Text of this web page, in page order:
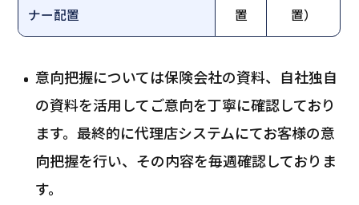
ナー配置
置
置）
意向把握については保険会社の資料、自社独自
の資料を活用してご意向を丁寧に確認しており
ます。最終的に代理店システムにてお客様の意
向把握を行い、その内容を毎週確認しておりま
す。